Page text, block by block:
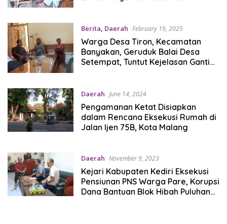
Berita, Daerah February 19, 2025
Warga Desa Tiron, Kecamatan
Banyakan, Geruduk Balai Desa
Setempat, Tuntut Kejelasan Ganti
Daerah June 14, 2024
Pengamanan Ketat Disiapkan
dalam Rencana Eksekusi Rumah di
Jalan Ijen 75B, Kota Malang
Daerah November 9, 2023
Kejari Kabupaten Kediri Eksekusi
Pensiunan PNS Warga Pare, Korupsi
Dana Bantuan Blok Hibah Puluhan